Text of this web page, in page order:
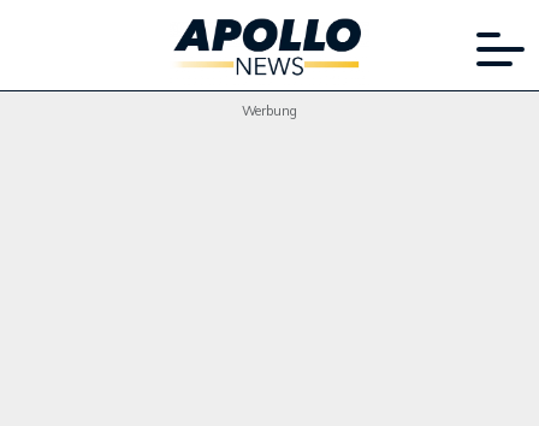
Werbung